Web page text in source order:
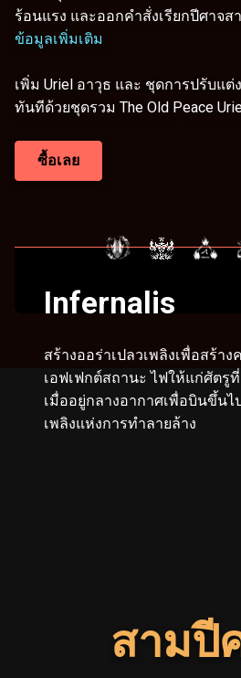
ร้อนแรง และออกคำสั่งเรียกปีศาจ
ข้อมูลเพิ่มเติม
เพิ่ม Uriel อาวุธ และ ชุดการปรับแต่
ทันทีด้วยชุดรวม The Old Peace
ซื้อเลย
Infernalis
สร้างออร่าเปลวเพลิงเพื่อสร้าง
เอฟเฟกต์สถานะ ไฟให้แก่ศัตรู
เมื่ออยู่กลางอากาศเพื่อบินขึ้น
เพลิงแห่งการทำลายล้าง
สามปี